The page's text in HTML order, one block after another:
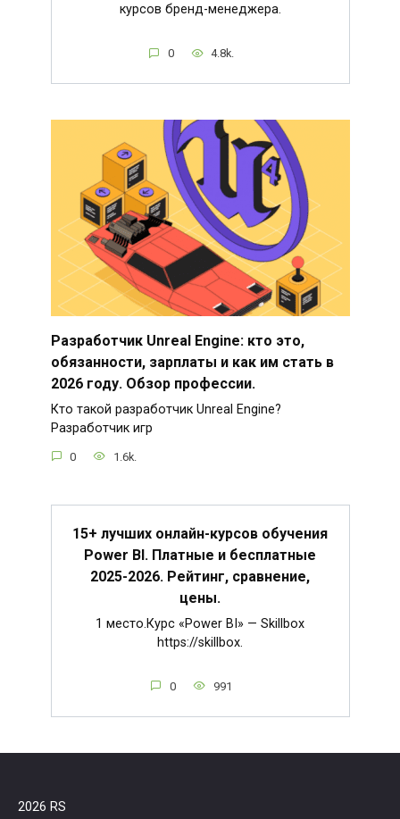
курсов бренд-менеджера.
0 4.8k.
Разработчик Unreal Engine: кто это,
обязанности, зарплаты и как им стать в
2026 году. Обзор профессии.
Кто такой разработчик Unreal Engine?
Разработчик игр
0 1.6k.
15+ лучших онлайн-курсов обучения
Power BI. Платные и бесплатные
2025-2026. Рейтинг, сравнение,
цены.
1 место.Курс «Power BI» — Skillbox
https://skillbox.
0 991
2026 RS